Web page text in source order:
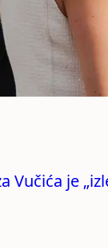
Vučića je